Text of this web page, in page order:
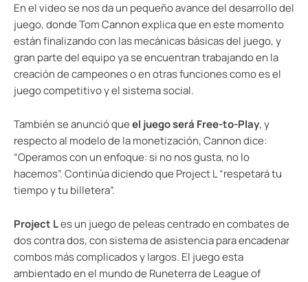
En el video se nos da un pequeño avance del desarrollo del
juego, donde Tom Cannon explica que en este momento
están finalizando con las mecánicas básicas del juego, y
gran parte del equipo ya se encuentran trabajando en la
creación de campeones o en otras funciones como es el
juego competitivo y el sistema social.
También se anunció queel juego será Free-to-Play, y
respecto al modelo de la monetización, Cannon dice:
“Operamos con un enfoque: si no nos gusta, no lo
hacemos”. Continúa diciendo que Project L “respetará tu
tiempo y tu billetera”.
Project Les un juego de peleas centrado en combates de
dos contra dos, con sistema de asistencia para encadenar
combos más complicados y largos. El juego esta
ambientado en el mundo de Runeterra de League of